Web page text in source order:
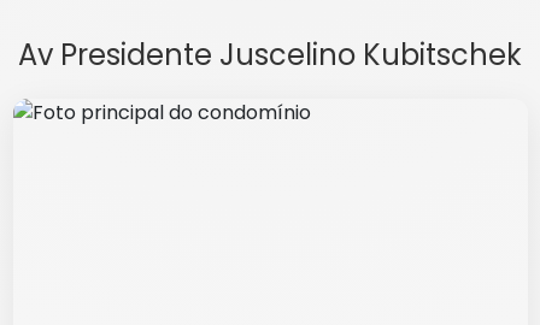
Av Presidente Juscelino Kubitschek